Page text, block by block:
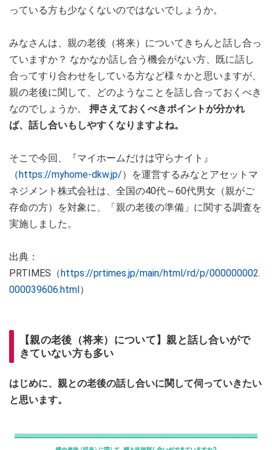
っている方も少なくないのではないでしょうか。
みなさんは、親の老後（将来）についてきちんと話し合っ
ていますか？ なかなか話し合う機会がない方、既に話し
合ってすり合わせをしている方など様々かと思いますが、
親の老後に関して、どのようなことを話し合っておくべき
なのでしょうか。 押さえておくべきポイントが分かれ
ば、話し合いもしやすくなりますよね。
そこで今回、『マイホームだけは守らナイト』
（https://myhome-dkw.jp/）を運営するみなとアセットマ
ネジメント株式会社は、全国の40代～60代男女（親がご
存命の方）を対象に、「親の老後の準備」に関する調査を
実施しました。
出典：
PRTIMES（https://prtimes.jp/main/html/rd/p/000000002.
000039606.html）
【親の老後（将来）について】親と話し合いがで
きていない方も多い
はじめに、親との老後の話し合いに関して伺っていきたい
と思います。